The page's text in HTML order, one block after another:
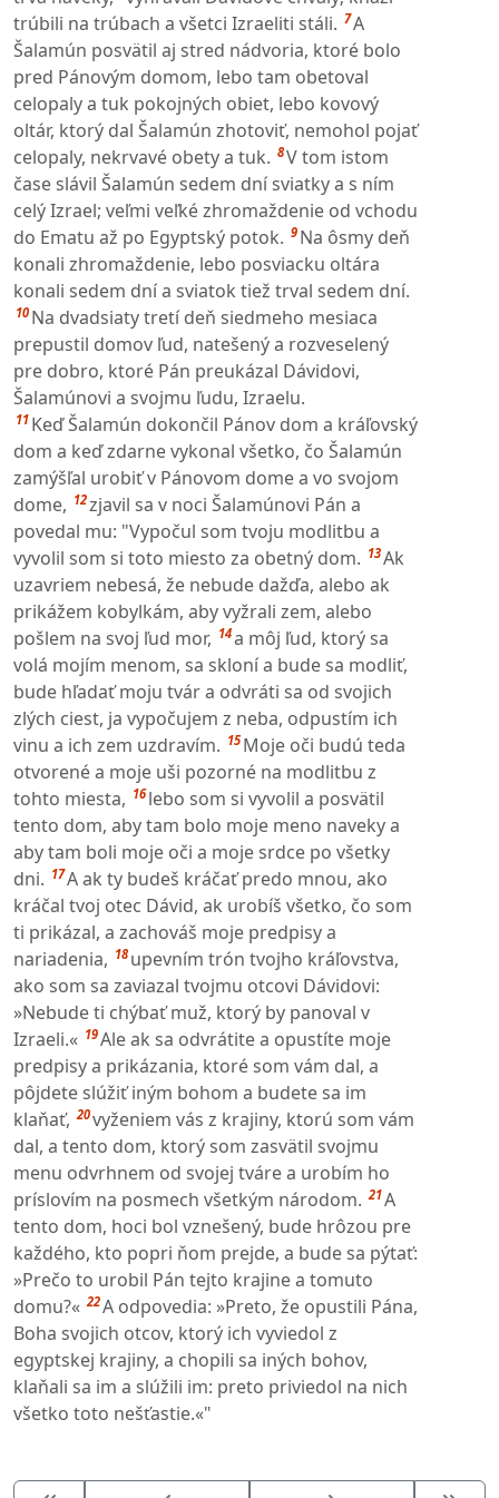
trúbili na trúbach a všetci Izraeliti stáli. 7A
Šalamún posvätil aj stred nádvoria, ktoré bolo
pred Pánovým domom, lebo tam obetoval
celopaly a tuk pokojných obiet, lebo kovový
oltár, ktorý dal Šalamún zhotoviť, nemohol pojať
celopaly, nekrvavé obety a tuk. 8V tom istom
čase slávil Šalamún sedem dní sviatky a s ním
celý Izrael; veľmi veľké zhromaždenie od vchodu
do Ematu až po Egyptský potok. 9 Na ôsmy deň
konali zhromaždenie, lebo posviacku oltára
konali sedem dní a sviatok tiež trval sedem dní.
10 Na dvadsiaty tretí deň siedmeho mesiaca
prepustil domov ľud, natešený a rozveselený
pre dobro, ktoré Pán preukázal Dávidovi,
Šalamúnovi a svojmu ľudu, Izraelu.
11 Keď Šalamún dokončil Pánov dom a kráľovský
dom a keď zdarne vykonal všetko, čo Šalamún
zamýšľal urobiť v Pánovom dome a vo svojom
dome, 12zjavil sa v noci Šalamúnovi Pán a
povedal mu: "Vypočul som tvoju modlitbu a
vyvolil som si toto miesto za obetný dom. 13Ak
uzavriem nebesá, že nebude dažďa, alebo ak
prikážem kobylkám, aby vyžrali zem, alebo
pošlem na svoj ľud mor, 14a môj ľud, ktorý sa
volá mojím menom, sa skloní a bude sa modliť,
bude hľadať moju tvár a odvráti sa od svojich
zlých ciest, ja vypočujem z neba, odpustím ich
vinu a ich zem uzdravím. 15 Moje oči budú teda
otvorené a moje uši pozorné na modlitbu z
tohto miesta, 16 lebo som si vyvolil a posvätil
tento dom, aby tam bolo moje meno naveky a
aby tam boli moje oči a moje srdce po všetky
dni. 17A ak ty budeš kráčať predo mnou, ako
kráčal tvoj otec Dávid, ak urobíš všetko, čo som
ti prikázal, a zachováš moje predpisy a
nariadenia, 18 upevním trón tvojho kráľovstva,
ako som sa zaviazal tvojmu otcovi Dávidovi:
»Nebude ti chýbať muž, ktorý by panoval v
Izraeli.« 19Ale ak sa odvrátite a opustíte moje
predpisy a prikázania, ktoré som vám dal, a
pôjdete slúžiť iným bohom a budete sa im
klaňať, 20vyženiem vás z krajiny, ktorú som vám
dal, a tento dom, ktorý som zasvätil svojmu
menu odvrhnem od svojej tváre a urobím ho
príslovím na posmech všetkým národom. 21A
tento dom, hoci bol vznešený, bude hrôzou pre
každého, kto popri ňom prejde, a bude sa pýtať:
»Prečo to urobil Pán tejto krajine a tomuto
domu?« 22A odpovedia: »Preto, že opustili Pána,
Boha svojich otcov, ktorý ich vyviedol z
egyptskej krajiny, a chopili sa iných bohov,
klaňali sa im a slúžili im: preto priviedol na nich
všetko toto nešťastie.«"